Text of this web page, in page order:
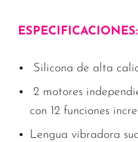
ESPECIFICACIONES:
Silicona de alta
2 motores
con 12 funciones
Lengua vibradora